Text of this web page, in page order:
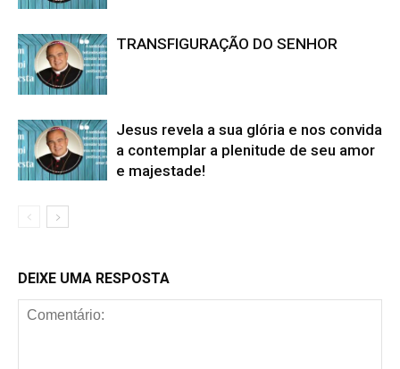
TRANSFIGURAÇÃO DO SENHOR
Jesus revela a sua glória e nos convida
a contemplar a plenitude de seu amor
e majestade!
DEIXE UMA RESPOSTA